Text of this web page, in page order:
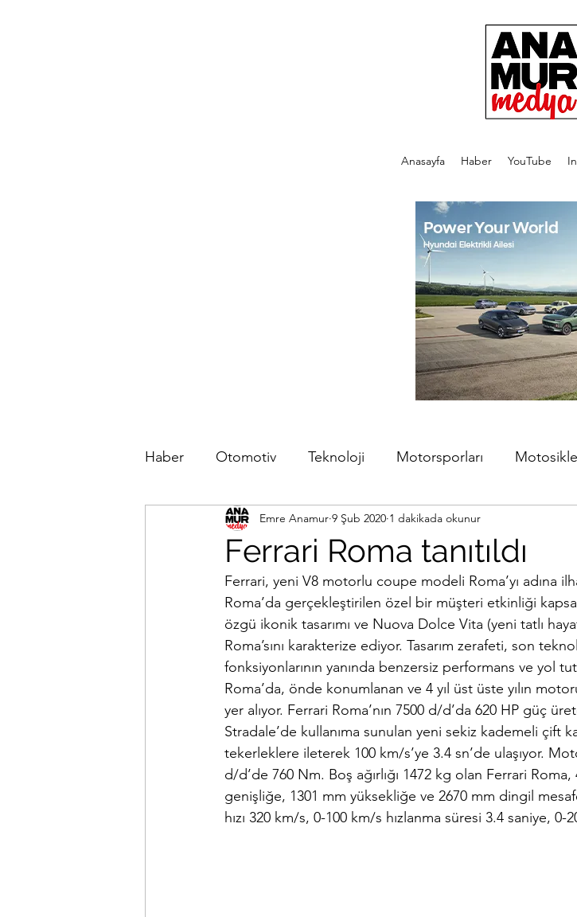
Anasayfa Haber YouTube
Haber Otomotiv Teknoloji Motorsporları
Ferrari Roma tanıtıldı
Emre Anamur 9 Şub 2020 1 dakikada okunur
Ferrari, yeni V8 motorlu coupe modeli Roma’yı adına
Roma’da gerçekleştirilen özel bir müşteri etkinliği
özgü ikonik tasarımı ve Nuova Dolce Vita (yeni tatlı
Roma’sını karakterize ediyor. Tasarım zerafeti, son
fonksiyonlarının yanında benzersiz performans ve yol
Roma’da, önde konumlanan ve 4 yıl üst üste yılın
yer alıyor. Ferrari Roma’nın 7500 d/d’da 620 HP güç
Stradale’de kullanıma sunulan yeni sekiz kademeli çift
tekerleklere ileterek 100 km/s’ye 3.4 sn’de ulaşıyor.
d/d’de 760 Nm. Boş ağırlığı 1472 kg olan Ferrari
genişliğe, 1301 mm yüksekliğe ve 2670 mm dingil
hızı 320 km/s, 0-100 km/s hızlanma süresi 3.4 saniye,